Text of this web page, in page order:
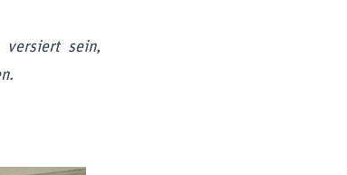
versiert sein,